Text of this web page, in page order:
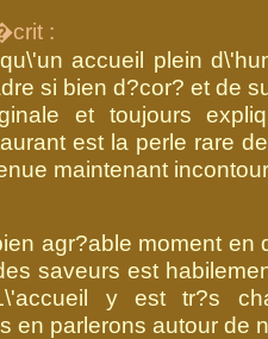
:
accueil plein
si bien d?cor? et de
et toujours
est la perle rare
maintenant
agr?able moment en
saveurs est
y est tr?s
en parlerons autour de